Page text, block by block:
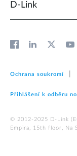
D‑Link
Ochrana soukromí
Přihlášení k odběru
© 2012‑2025 D‑Link
Empira, 15th floor, Na